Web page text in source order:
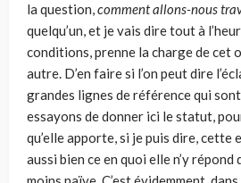
la question,comment allons-nous
quelqu’un, et je vais dire tout à
conditions, prenne la charge de cet
autre. D’en faire si l’on peut dire
grandes lignes de référence qui
essayons de donner ici le statut,
qu’elle apporte, si je puis dire, cette
aussi bien ce en quoi elle n’y répond